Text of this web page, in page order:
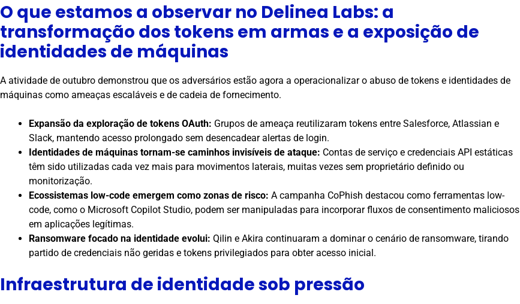
O que estamos a observar no Delinea Labs: a
transformação dos tokens em armas e a exposição de
identidades de máquinas
A atividade de outubro demonstrou que os adversários estão agora a operacionalizar o abuso de tokens e identidades de
máquinas como ameaças escaláveis e de cadeia de fornecimento.
Expansão da exploração de tokens OAuth: Grupos de ameaça reutilizaram tokens entre Salesforce, Atlassian e
Slack, mantendo acesso prolongado sem desencadear alertas de login.
Identidades de máquinas tornam-se caminhos invisíveis de ataque: Contas de serviço e credenciais API estáticas
têm sido utilizadas cada vez mais para movimentos laterais, muitas vezes sem proprietário definido ou
monitorização.
Ecossistemas low-code emergem como zonas de risco: A campanha CoPhish destacou como ferramentas low-
code, como o Microsoft Copilot Studio, podem ser manipuladas para incorporar fluxos de consentimento maliciosos
em aplicações legítimas.
Ransomware focado na identidade evolui: Qilin e Akira continuaram a dominar o cenário de ransomware, tirando
partido de credenciais não geridas e tokens privilegiados para obter acesso inicial.
Infraestrutura de identidade sob pressão